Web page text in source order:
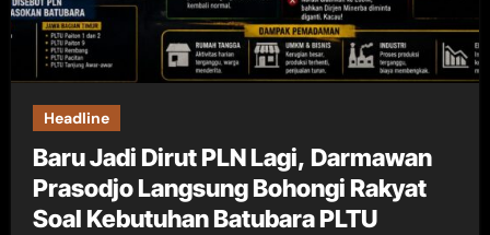
Headline
Baru Jadi Dirut PLN Lagi, Darmawan
Prasodjo Langsung Bohongi Rakyat
Soal Kebutuhan Batubara PLTU